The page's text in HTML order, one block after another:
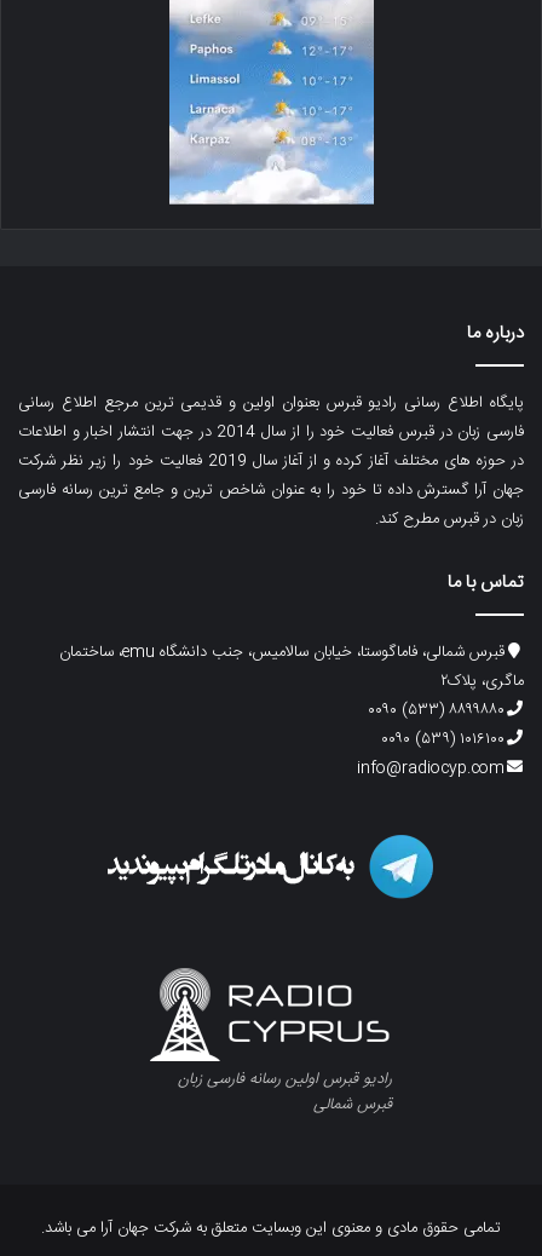
درباره ما
پایگاه اطلاع رسانی رادیو قبرس بعنوان اولین و قدیمی ترین مرجع اطلاع رسانی
فارسی زبان در قبرس فعالیت خود را از سال 2014 در جهت انتشار اخبار و اطلاعات
در حوزه های مختلف آغاز کرده و از آغاز سال 2019 فعالیت خود را زیر نظر شرکت
جهان آرا گسترش داده تا خود را به عنوان شاخص ترین و جامع ترین رسانه فارسی
زبان در قبرس مطرح کند.
تماس با ما
قبرس شمالی، فاماگوستا، خیابان سالامیس، جنب دانشگاه emu، ساختمان
ماگری، پلاک۲
۸۸۹۹۸۸۰ (۵۳۳) ۰۰۹۰
۱۰۱۶۱۰۰ (۵۳۹) ۰۰۹۰
info@radiocyp.com
رادیو قبرس اولین رسانه فارسی زبان
قبرس شمالی
تمامی حقوق مادی و معنوی این وبسایت متعلق به شرکت جهان آرا می باشد.